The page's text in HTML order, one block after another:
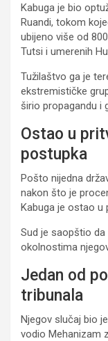
Kabuga je bio
Ruandi, tokom
ubijeno više od
Tutsi i umerenih
Tužilaštvo ga je
ekstremističke
širio propagandu i
Ostao u
postupka
Pošto nijedna
nakon što je
Kabuga je ostao u
Sud je saopštio
okolnostima
Jedan od
tribunala
Njegov slučaj bio
vodio Mehanizam